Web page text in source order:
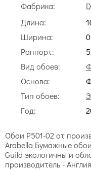
Фабрика:
Длина:
Ширина:
Раппорт:
Вид обоев:
Основа:
Тип обоев:
Год:
Обои P501-02 от
Arabella Бумажные
Guild экологичны и
производитель -